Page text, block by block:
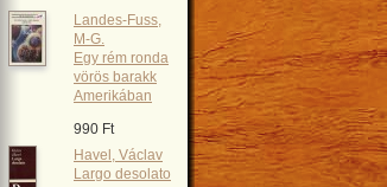
Landes-Fuss,
M-G.
Egy rém ronda
vörös barakk
Amerikában
990 Ft
Havel, Václav
Largo desolato